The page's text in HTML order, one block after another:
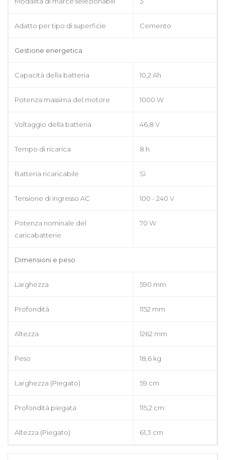
Adatto per tipo di superficie Cemento
Gestione energetica
Capacità della batteria 10,2 Ah
Potenza massima del motore 1000 W
Voltaggio della batteria 46,8 V
Tempo di ricarica 8 h
Batteria ricaricabile Sì
Tensione di ingresso AC 100 - 240 V
Potenza nominale del
caricabatterie
70 W
Dimensioni e peso
Larghezza 590 mm
Profondità 1152 mm
Altezza 1262 mm
Peso 18,6 kg
Larghezza (Piegato) 59 cm
Profondità piegata 115,2 cm
Altezza (Piegato) 61,3 cm